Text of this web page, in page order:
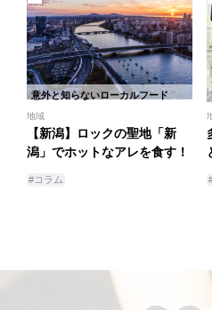
意外と知らないローカルフード
地域
【新潟】ロックの聖地「新
潟」でホットなアレを食す！
#コラム